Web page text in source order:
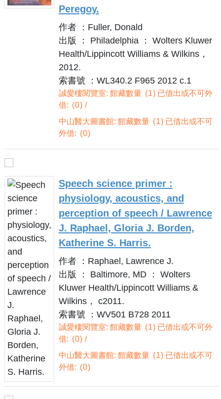
Peregoy.
作者 ：Fuller, Donald
出版 ： Philadelphia ： Wolters Kluwer
Health/Lippincott Williams & Wilkins，
2012.
索書號 ：WL340.2 F965 2012 c.1
誠愛樓閱覽室: 館藏數量 1 已借出或不可外
借:
0
中山醫大圖書館: 館藏數量
1 已借出或不可
外借:
0
Speech science primer :
physiology, acoustics, and
perception of speech / Lawrence
J. Raphael, Gloria J. Borden,
Katherine S. Harris.
作者 ：Raphael, Lawrence J.
出版 ： Baltimore, MD ： Wolters
Kluwer Health/Lippincott Williams &
Wilkins， c2011.
索書號 ：WV501 B728 2011
誠愛樓閱覽室: 館藏數量 1 已借出或不可外
借:
0
中山醫大圖書館: 館藏數量
1 已借出或不可
外借:
0